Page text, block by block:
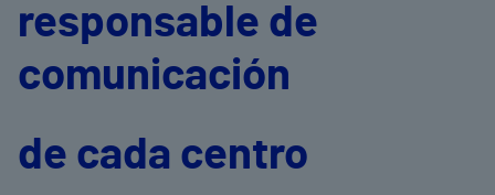
responsable de
comunicación
de cada centro